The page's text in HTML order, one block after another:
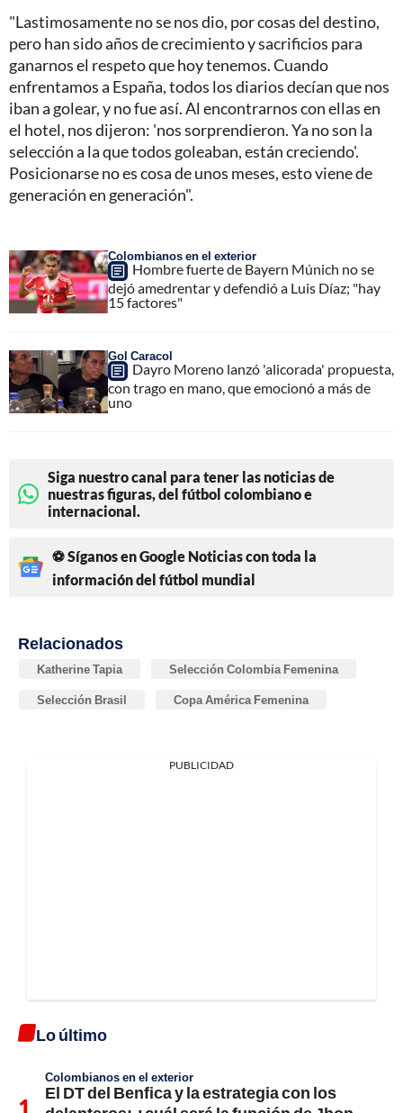
"Lastimosamente no se nos dio, por cosas del destino,
pero han sido años de crecimiento y sacrificios para
ganarnos el respeto que hoy tenemos. Cuando
enfrentamos a España, todos los diarios decían que nos
iban a golear, y no fue así. Al encontrarnos con ellas en
el hotel, nos dijeron: 'nos sorprendieron. Ya no son la
selección a la que todos goleaban, están creciendo'.
Posicionarse no es cosa de unos meses, esto viene de
generación en generación".
Colombianos en el exterior
Hombre fuerte de Bayern Múnich no se
dejó amedrentar y defendió a Luis Díaz; "hay
15 factores"
Gol Caracol
Dayro Moreno lanzó 'alicorada' propuesta,
con trago en mano, que emocionó a más de
uno
Siga nuestro canal para tener las noticias de
nuestras figuras, del fútbol colombiano e
internacional.
⚽ Síganos en Google Noticias con toda la
información del fútbol mundial
Relacionados
Katherine Tapia Selección Colombia Femenina
Selección Brasil Copa América Femenina
PUBLICIDAD
Lo último
Colombianos en el exterior
El DT del Benfica y la estrategia con los